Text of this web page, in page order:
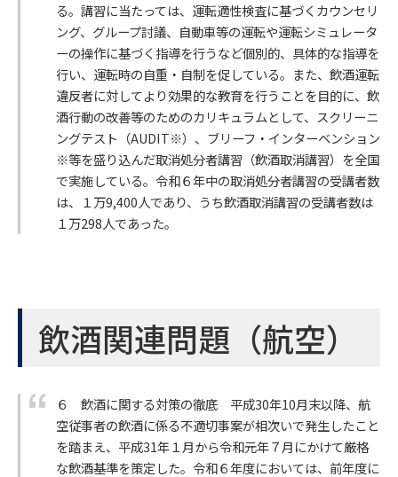
る。講習に当たっては、運転適性検査に基づくカウンセリ
ング、グループ討議、自動車等の運転や運転シミュレータ
ーの操作に基づく指導を行うなど個別的、具体的な指導を
行い、運転時の自重・自制を促している。また、飲酒運転
違反者に対してより効果的な教育を行うことを目的に、飲
酒行動の改善等のためのカリキュラムとして、スクリーニ
ングテスト（AUDIT※）、ブリーフ・インターベンション
※等を盛り込んだ取消処分者講習（飲酒取消講習）を全国
で実施している。令和６年中の取消処分者講習の受講者数
は、１万9,400人であり、うち飲酒取消講習の受講者数は
１万298人であった。
飲酒関連問題（航空）
６ 飲酒に関する対策の徹底 平成30年10月末以降、航
空従事者の飲酒に係る不適切事案が相次いで発生したこと
を踏まえ、平成31年１月から令和元年７月にかけて厳格
な飲酒基準を策定した。令和６年度においては、前年度に